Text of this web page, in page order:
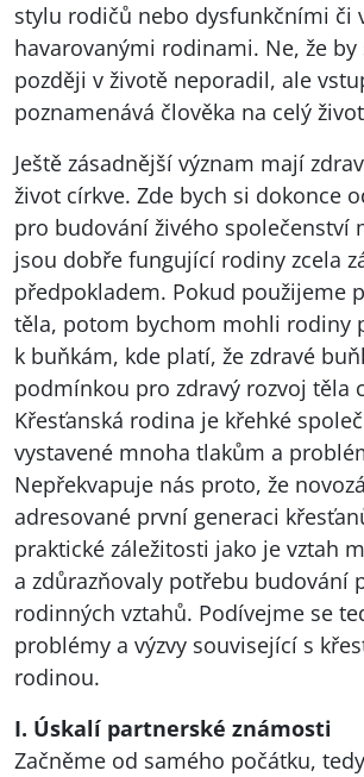
stylu rodičů nebo dysfunkčními či
havarovanými rodinami. Ne, že by
později v životě neporadil, ale
poznamenává člověka na celý
Ještě zásadnější význam mají
život církve. Zde bych si dokonce
pro budování živého společenství
jsou dobře fungující rodiny zcela
předpokladem. Pokud použijeme
těla, potom bychom mohli rodiny
k buňkám, kde platí, že zdravé
podmínkou pro zdravý rozvoj těla
Křesťanská rodina je křehké
vystavené mnoha tlakům a
Nepřekvapuje nás proto, že
adresované první generaci
praktické záležitosti jako je vztah
a zdůrazňovaly potřebu budování
rodinných vztahů. Podívejme se
problémy a výzvy související s
rodinou.
I. Úskalí partnerské známosti
Začněme od samého počátku,